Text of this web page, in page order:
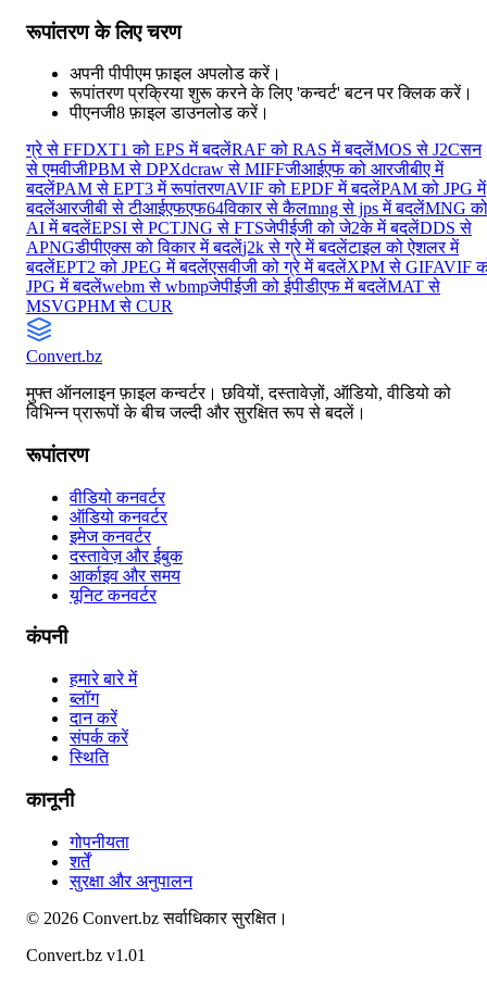
रूपांतरण के लिए चरण
अपनी पीपीएम फ़ाइल अपलोड करें।
रूपांतरण प्रक्रिया शुरू करने के लिए 'कन्वर्ट' बटन पर क्लिक करें।
पीएनजी8 फ़ाइल डाउनलोड करें।
ग्रे से FFDXT1 को EPS में बदलेंRAF को RAS में बदलेंMOS से J2Cसन
से एमवीजीPBM से DPXdcraw से MIFFजीआईएफ को आरजीबीए में
बदलेंPAM से EPT3 में रूपांतरणAVIF को EPDF में बदलेंPAM को JPG में
बदलेंआरजीबी से टीआईएफएफ64विकार से कैलmng से jps में बदलेंMNG को
AI में बदलेंEPSI से PCTJNG से FTSजेपीईजी को जे2के में बदलेंDDS से
APNGडीपीएक्स को विकार में बदलेंj2k से ग्रे में बदलेंटाइल को ऐशलर में
बदलेंEPT2 को JPEG में बदलेंएसवीजी को ग्रे में बदलेंXPM से GIFAVIF
JPG में बदलेंwebm से wbmpजेपीईजी को ईपीडीएफ में बदलेंMAT से
MSVGPHM से CUR
Convert.bz
मुफ्त ऑनलाइन फ़ाइल कन्वर्टर। छवियों, दस्तावेज़ों, ऑडियो, वीडियो को
विभिन्न प्रारूपों के बीच जल्दी और सुरक्षित रूप से बदलें।
रूपांतरण
वीडियो कनवर्टर
ऑडियो कनवर्टर
इमेज कनवर्टर
दस्तावेज़ और ईबुक
आर्काइव और समय
यूनिट कनवर्टर
कंपनी
हमारे बारे में
ब्लॉग
दान करें
संपर्क करें
स्थिति
कानूनी
गोपनीयता
शर्तें
सुरक्षा और अनुपालन
© 2026 Convert.bzसर्वाधिकार सुरक्षित।
Convert.bz v1.01